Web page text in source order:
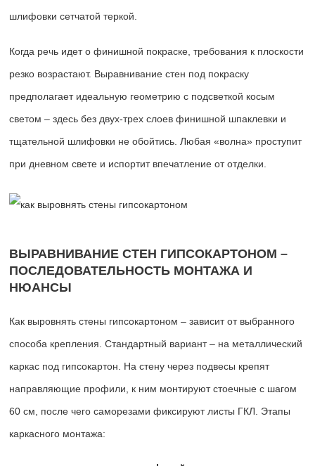
шлифовки сетчатой теркой.
Когда речь идет о финишной покраске, требования к плоскости
резко возрастают. Выравнивание стен под покраску
предполагает идеальную геометрию с подсветкой косым
светом – здесь без двух-трех слоев финишной шпаклевки и
тщательной шлифовки не обойтись. Любая «волна» проступит
при дневном свете и испортит впечатление от отделки.
ВЫРАВНИВАНИЕ СТЕН ГИПСОКАРТОНОМ –
ПОСЛЕДОВАТЕЛЬНОСТЬ МОНТАЖА И
НЮАНСЫ
Как выровнять стены гипсокартоном – зависит от выбранного
способа крепления. Стандартный вариант – на металлический
каркас под гипсокартон. На стену через подвесы крепят
направляющие профили, к ним монтируют стоечные с шагом
60 см, после чего саморезами фиксируют листы ГКЛ. Этапы
каркасного монтажа: